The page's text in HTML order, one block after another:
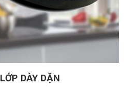
DÀY DẶN